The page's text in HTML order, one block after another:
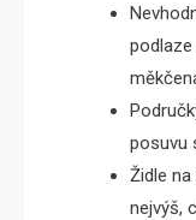
posuvu
Židle
nejvýš,